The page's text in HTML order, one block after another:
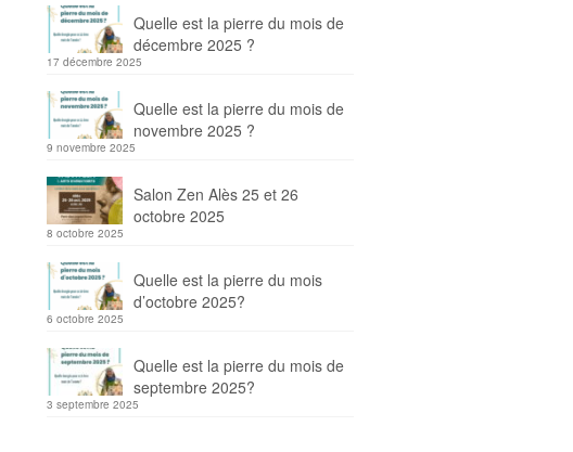
Quelle est la pierre du mois de
décembre 2025 ?
17 décembre 2025
Quelle est la pierre du mois de
novembre 2025 ?
9 novembre 2025
Salon Zen Alès 25 et 26
octobre 2025
8 octobre 2025
Quelle est la pierre du mois
d’octobre 2025?
6 octobre 2025
Quelle est la pierre du mois de
septembre 2025?
3 septembre 2025